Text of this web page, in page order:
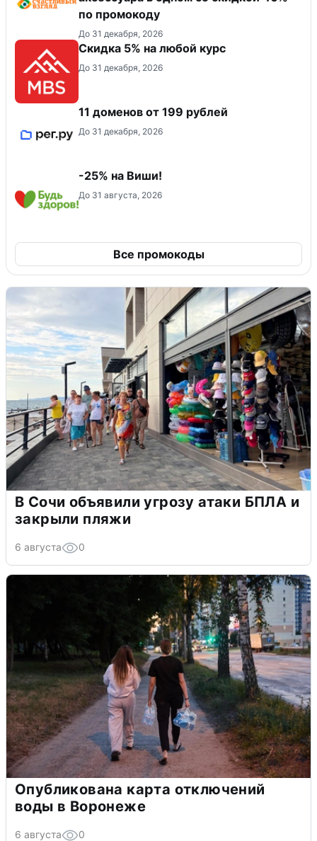
по промокоду
До 31 декабря, 2026
Скидка 5% на любой курс
До 31 декабря, 2026
11 доменов от 199 рублей
До 31 декабря, 2026
-25% на Виши!
До 31 августа, 2026
Все промокоды
В Сочи объявили угрозу атаки БПЛА и
закрыли пляжи
6 августа 0
Опубликована карта отключений
воды в Воронеже
6 августа 0